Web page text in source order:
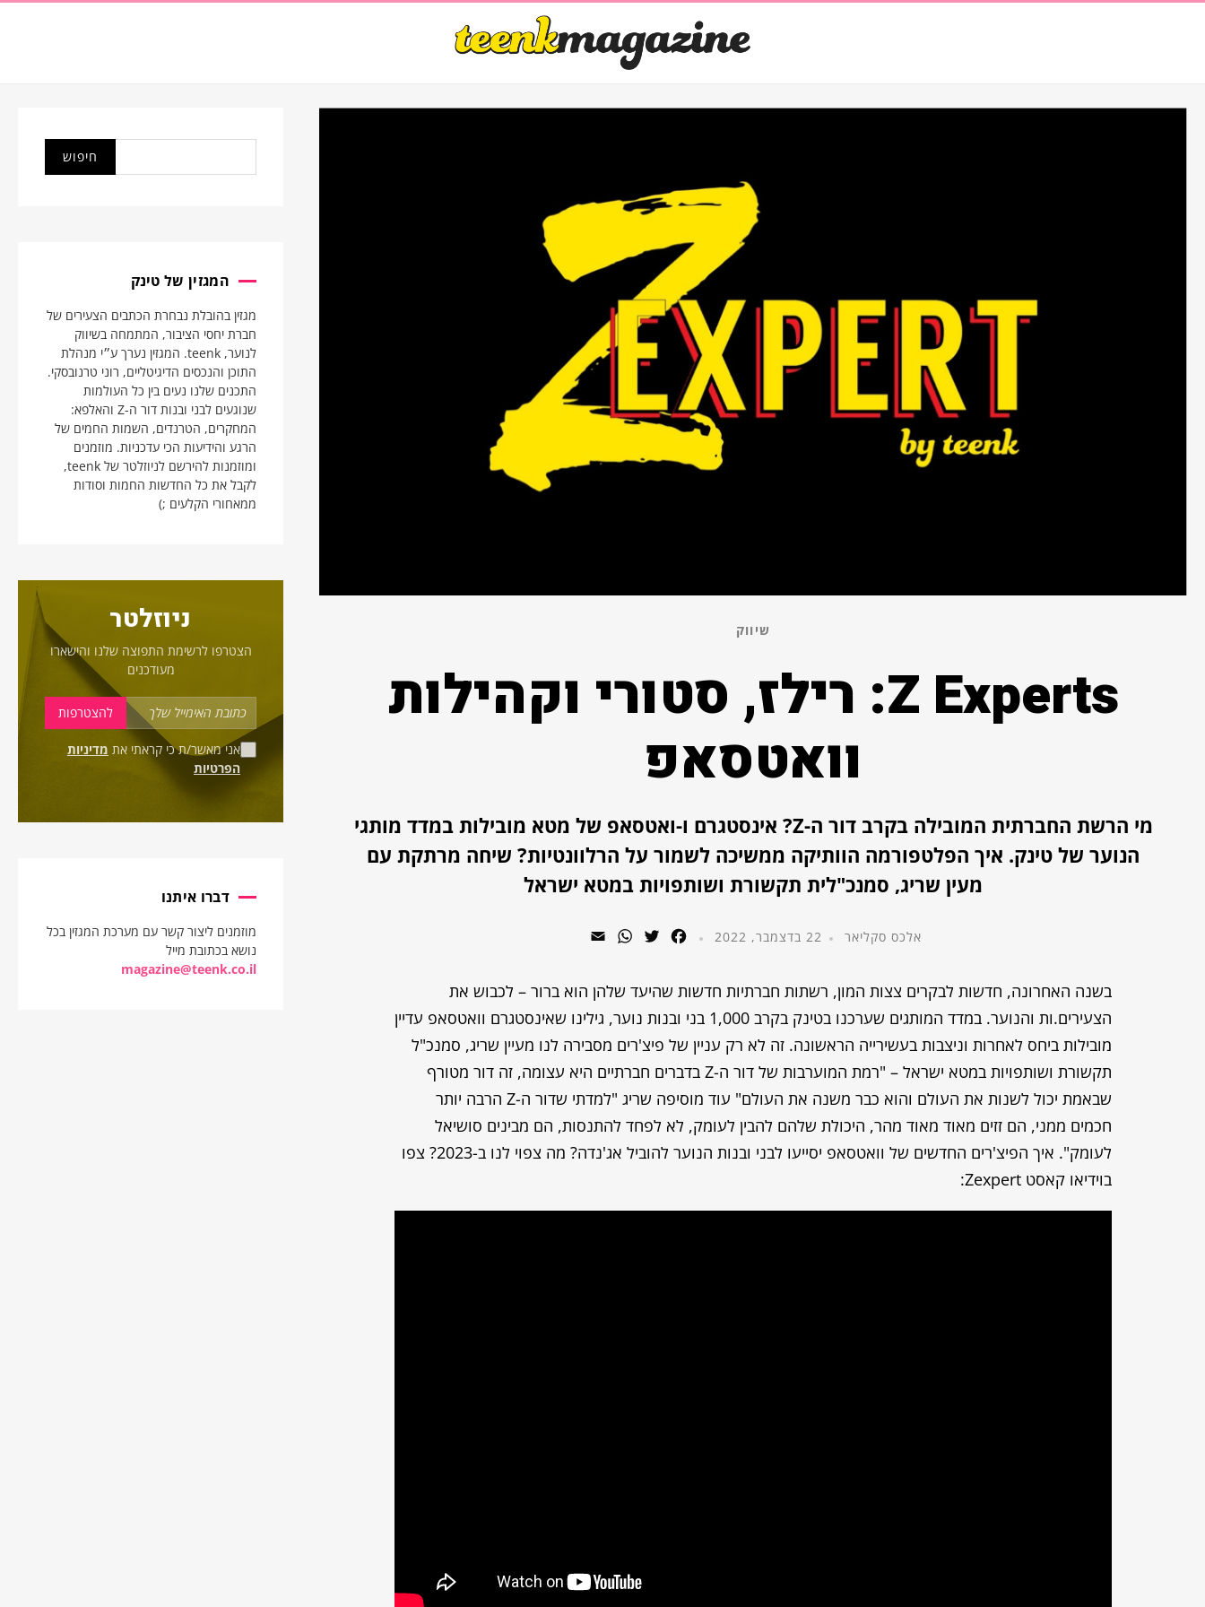
שיווק
Z Experts: רילז, סטורי וקהילות
וואטסאפ
מי הרשת החברתית המובילה בקרב דור ה-Z? אינסטגרם ו-ואטסאפ של מטא מובילות במדד מותגי
הנוער של טינק. איך הפלטפורמה הוותיקה ממשיכה לשמור על הרלוונטיות? שיחה מרתקת עם
מעין שריג, סמנכ"לית תקשורת ושותפויות במטא ישראל
אלכס סקליאר 22 בדצמבר, 2022 Facebook
Twitter
WhatsApp
בשנה האחרונה, חדשות לבקרים צצות המון, רשתות חברתיות חדשות שהיעד שלהן הוא ברור – לכבוש את
הצעירים.ות והנוער. במדד המותגים שערכנו בטינק בקרב 1,000 בני ובנות נוער, גילינו שאינסטגרם וואטסאפ עדיין
מובילות ביחס לאחרות וניצבות בעשירייה הראשונה. זה לא רק עניין של פיצ'רים מסבירה לנו מעיין שריג, סמנכ"ל
תקשורת ושותפויות במטא ישראל – "רמת המוערבות של דור ה-Z בדברים חברתיים היא עצומה, זה דור מטורף
שבאמת יכול לשנות את העולם והוא כבר משנה את העולם" עוד מוסיפה שריג "למדתי שדור ה-Z הרבה יותר
חכמים ממני, הם זזים מאוד מאוד מהר, היכולת שלהם להבין לעומק, לא לפחד להתנסות, הם מבינים סושיאל
לעומק". איך הפיצ'רים החדשים של וואטסאפ יסייעו לבני ובנות הנוער להוביל אג'נדה? מה צפוי לנו ב-2023? צפו
בוידיאו קאסט Zexpert:
המגזין של טינק
מגזין בהובלת נבחרת הכתבים הצעירים של
חברת יחסי הציבור, המתמחה בשיווק
לנוער, teenk. המגזין נערך ע״י מנהלת
התוכן והנכסים הדיגיטליים, רוני טרנובסקי.
התכנים שלנו נעים בין כל העולמות
שנוגעים לבני ובנות דור ה-Z והאלפא:
המחקרים, הטרנדים, השמות החמים של
הרגע והידיעות הכי עדכניות. מוזמנים
ומוזמנות להירשם לניוזלטר של teenk,
לקבל את כל החדשות החמות וסודות
ממאחורי הקלעים ;)
ניוזלטר
הצטרפו לרשימת התפוצה שלנו והישארו
מעודכנים
אני מאשר/ת כי קראתי את מדיניות
הפרטיות
דברו איתנו
מוזמנים ליצור קשר עם מערכת המגזין בכל
נושא בכתובת מייל
magazine@teenk.co.il